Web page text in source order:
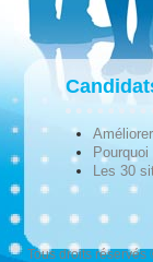
Les 30
Tous droits